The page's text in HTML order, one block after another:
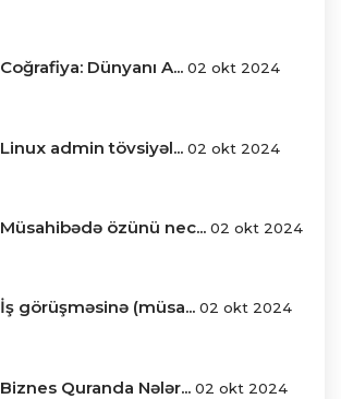
Coğrafiya: Dünyanı A... 02 okt 2024
Linux admin tövsiyəl... 02 okt 2024
Müsahibədə özünü nec... 02 okt 2024
İş görüşməsinə (müsa... 02 okt 2024
Biznes Quranda Nələr... 02 okt 2024